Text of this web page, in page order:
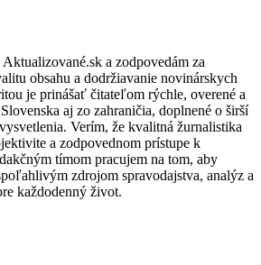
a zodpovedám za
obsahu a dodržiavanie novinárskych
je prinášať čitateľom rýchle, overené a
aj zo zahraničia, doplnené o širší
Verím, že kvalitná žurnalistika
a zodpovednom prístupe k
tímom pracujem na tom, aby
zdrojom spravodajstva, analýz a
každodenný život.